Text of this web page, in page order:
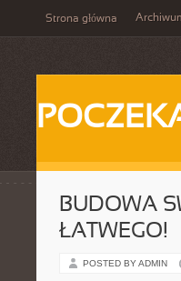
Strona główna
BUDOWA
ŁATWEGO!
POSTED BY ADMIN